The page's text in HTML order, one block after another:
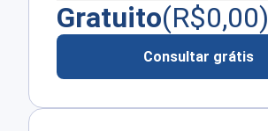
Gratuito(R$0,00)
Consultar grátis